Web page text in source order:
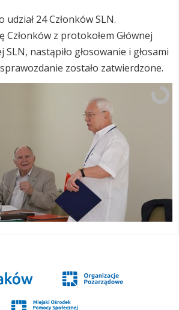
udział 24 Członków SLN.
Członków z protokołem Głównej
SLN, nastąpiło głosowanie i głosami
zostało zatwierdzone.